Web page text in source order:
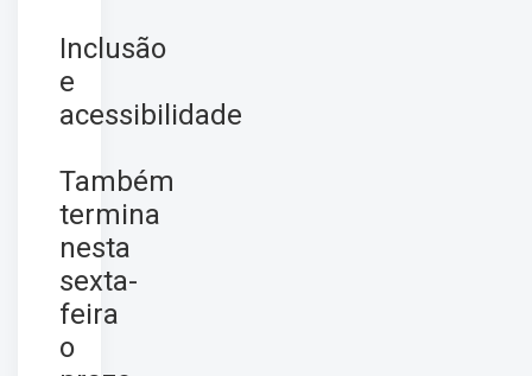
Inclusão
e
acessibilidade
Também
termina
nesta
sexta-
feira
o